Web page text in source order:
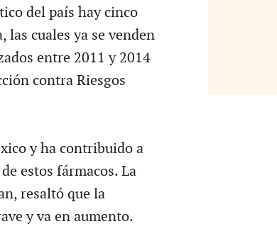
del país hay cinco
las cuales ya se venden
entre 2011 y 2014
contra Riesgos
y ha contribuido a
estos fármacos. La
resaltó que la
y va en aumento.